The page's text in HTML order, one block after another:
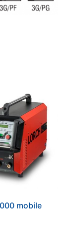
mobile